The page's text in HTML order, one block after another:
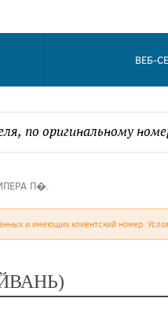
ВЕБ-
П�.
и имеющих клиентский номер.